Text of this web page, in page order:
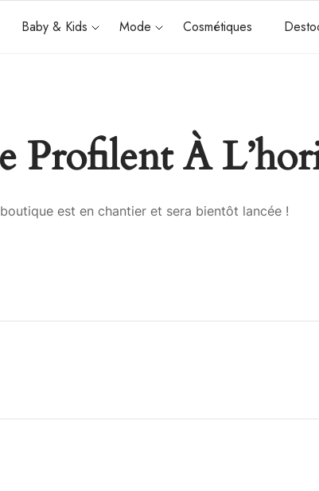
Baby & Kids Mode Cosmétiques
Profilent À
est en chantier et sera bientôt lancée !